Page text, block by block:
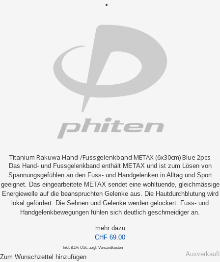
Titanium Rakuwa Hand-/Fussgelenkband METAX (6x30cm) Blue 2pcs
Das Hand- und Fussgelenkband enthält METAX und ist zum Lösen von
Spannungsgefühlen an den Fuss- und Handgelenken in Alltag und Sport
geeignet. Das eingearbeitete METAX sendet eine wohltuende, gleichmässige
Energiewelle auf die beanspruchten Gelenke aus. Die Hautdurchblutung wird
lokal gefördert. Die Sehnen und Gelenke werden gelockert. Fuss- und
Handgelenkbewegungen fühlen sich deutlich geschmeidiger an.
mehr dazu
CHF 69.00
Inkl. 8.1% USt. zzgl. Versandkosten
Ausverkauft
Zum Wunschzettel hinzufügen